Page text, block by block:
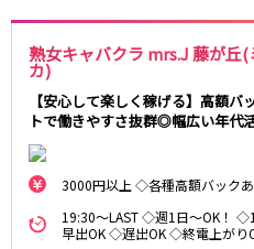
熟女キャバクラ mrs.J 藤が
カ)
【安心して楽しく稼げる】高額
トで働きやすさ抜群◎幅広い年代
3000円以上 ◇各種高額バック
19:30～LAST ◇週1日～OK！
早出OK ◇遅出OK ◇終電上がり